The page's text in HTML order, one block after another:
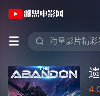
 
《遗弃之地》
很差较差
还行推荐
力